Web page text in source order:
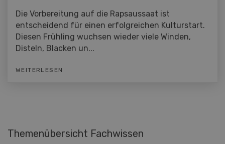
Die Vorbereitung auf die Rapsaussaat ist
entscheidend für einen erfolgreichen Kulturstart.
Diesen Frühling wuchsen wieder viele Winden,
Disteln, Blacken un...
WEITERLESEN
Themenübersicht Fachwissen